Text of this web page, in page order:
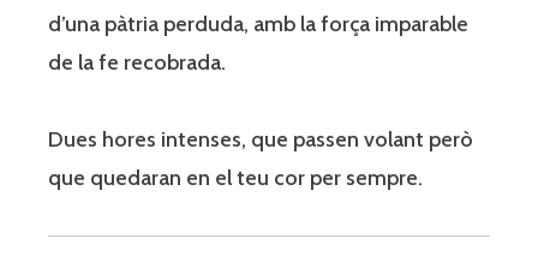
d’una pàtria perduda, amb la força imparable
de la fe recobrada.
Dues hores intenses, que passen volant però
que quedaran en el teu cor per sempre.